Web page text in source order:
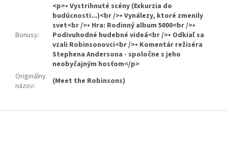
Bonusy:
<p>• Vystrihnuté scény (Exkurzia do
budúcnosti...)<br />• Vynálezy, ktoré zmenily
svet<br />• Hra: Rodinný album 5000<br />•
Podivuhodné hudebné videá<br />• Odkiaľ sa
vzali Robinsonovci<br />• Komentár režiséra
Stephena Andersona - spoločne s jeho
neobyčajným hosťom</p>
Originálny
názov: (Meet the Robinsons)